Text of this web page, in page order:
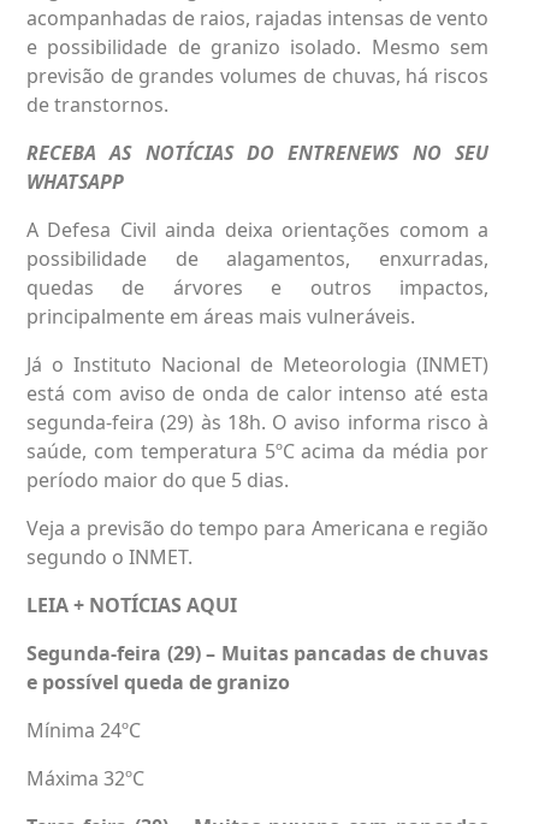
acompanhadas de raios, rajadas intensas de vento
e possibilidade de granizo isolado. Mesmo sem
previsão de grandes volumes de chuvas, há riscos
de transtornos.
RECEBA AS NOTÍCIAS DO ENTRENEWS NO SEU
WHATSAPP
A Defesa Civil ainda deixa orientações comom a
possibilidade de alagamentos, enxurradas,
quedas de árvores e outros impactos,
principalmente em áreas mais vulneráveis.
Já o Instituto Nacional de Meteorologia (INMET)
está com aviso de onda de calor intenso até esta
segunda-feira (29) às 18h. O aviso informa risco à
saúde, com temperatura 5ºC acima da média por
período maior do que 5 dias.
Veja a previsão do tempo para Americana e região
segundo o INMET.
LEIA + NOTÍCIAS AQUI
Segunda-feira (29) – Muitas pancadas de chuvas
e possível queda de granizo
Mínima 24ºC
Máxima 32ºC